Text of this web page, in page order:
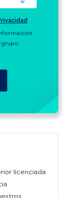
grupo
licenciada